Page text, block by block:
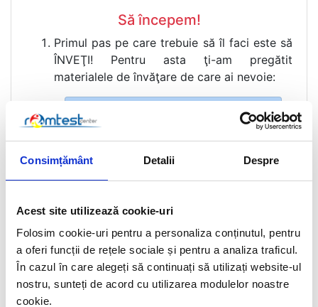
Consimțământ Detalii Despre
Acest site utilizează cookie-uri
Folosim cookie-uri pentru a personaliza conținutul, pentru
a oferi funcții de rețele sociale și pentru a analiza traficul.
În cazul în care alegeți să continuați să utilizați website-ul
nostru, sunteți de acord cu utilizarea modulelor noastre
cookie.
Să începem!
Primul pas pe care trebuie să îl faci este să
ÎNVEŢI! Pentru asta ţi-am pregătit
materialele de învăţare de care ai nevoie:
school
school
explicate
school
Semnalele poliţistului
explicate